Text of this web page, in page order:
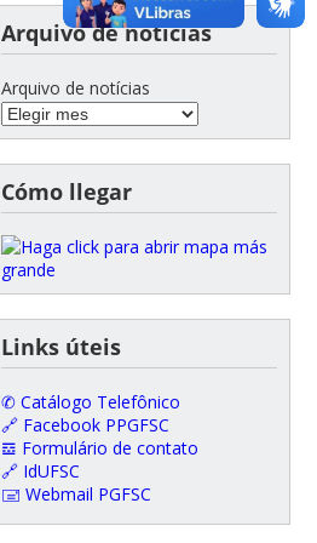
Arquivo de notícias
Arquivo de notícias
Cómo llegar
Links úteis
✆ Catálogo Telefônico
🔗 Facebook PPGFSC
𝌕 Formulário de contato
🔗 IdUFSC
🖃 Webmail PGFSC